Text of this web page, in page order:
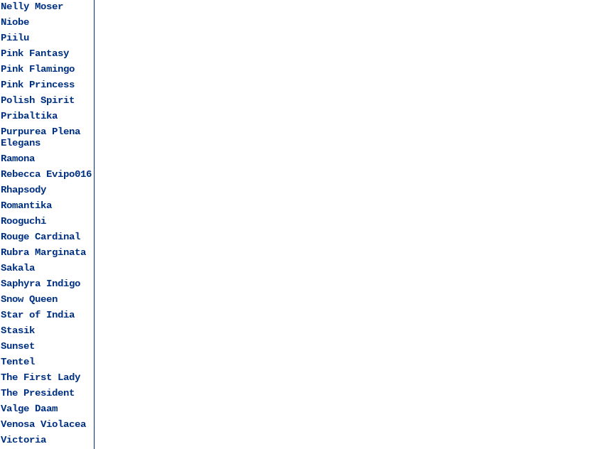
Nelly Moser
Niobe
Piilu
Pink Fantasy
Pink Flamingo
Pink Princess
Polish Spirit
Pribaltika
Purpurea Plena
Elegans
Ramona
Rebecca Evipo016
Rhapsody
Romantika
Rooguchi
Rouge Cardinal
Rubra Marginata
Sakala
Saphyra Indigo
Snow Queen
Star of India
Stasik
Sunset
Tentel
The First Lady
The President
Valge Daam
Venosa Violacea
Victoria